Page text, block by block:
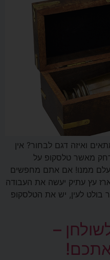
ואיזה דגם לבחור? אין
מאשר טלסקופ על
ממנו! אם אתם מחפשים
עץ עתיק יעשה את העבודה
בולט לעין, יש את הטלסקופ
–
אתכם!